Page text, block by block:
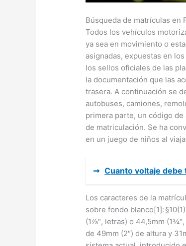
Búsqueda de matrículas en
Todos los vehículos
ya sea en movimiento o
asignadas, expuestas en
los sellos oficiales de las
la documentación que las
trasera. A continuación se
autobuses, camiones,
primera parte, un código
de matriculación. Se ha
en un juego de niños al
➞ Cuanto voltaje
Los caracteres de la
sobre fondo blanco[1]:
(1⅞″, letras) o 44,5mm
de 49mm (2″) de altura y